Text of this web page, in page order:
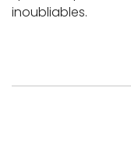
inoubliables.